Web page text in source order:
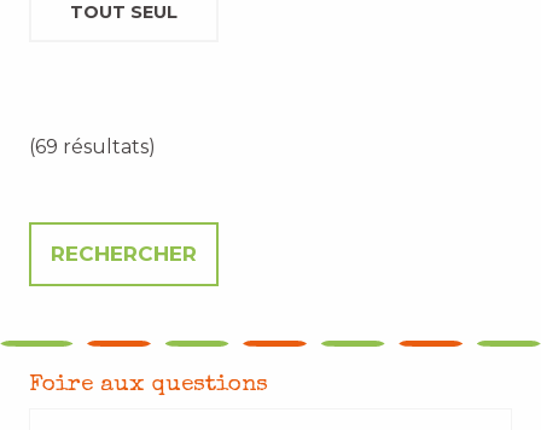
TOUT SEUL
(69 résultats)
Foire aux questions